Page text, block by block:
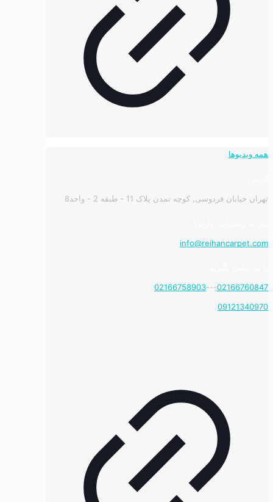
همه ویدیوها
تهران خیابان فردوسی, کوچه تمدن پلاک 11 - طبقه 2 - واحد8
info@reihancarpet.com
02166760847
---
02166758903
09121340970